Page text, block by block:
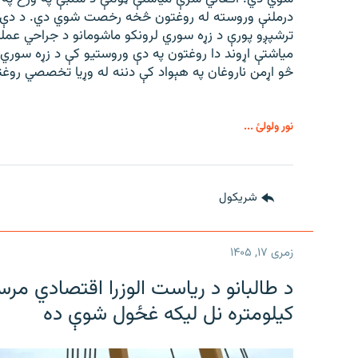
درملنې وروسته له روغتون څخه رخصت شوي دي. د دې
ترشپږو پورې د زړه سوري لرونکو ماشومانو د جراحي
میاشتې اړوند دا روغتون په دې وروستیو کې د زړه
څو اړمن ناروغان په هېواد کې دننه له وړیا تخصصي
نور ولولئ ...
شريکول
زمری ۱۷, ۱۴۰۵
کیلومتره نل لیکه غځول شوې ده